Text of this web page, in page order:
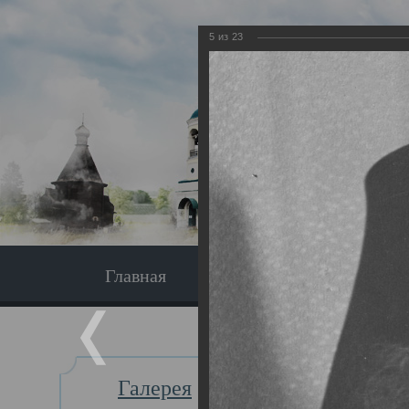
Главная Экскурсия
Галерея
Главная
5 из 23